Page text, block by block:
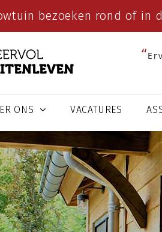
bezoeken rond of in
ONS VACATURES